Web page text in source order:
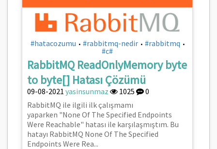
#hatacozumu • #rabbitmq-nedir • #rabbitmq •
#c#
RabbitMQ ReadOnlyMemory byte
to byte[] Hatası Çözümü
09-08-2021 yasinsunmaz 1025
0
RabbitMQ ile ilgili ilk çalışmamı
yaparken "None Of The Specified Endpoints
Were Reachable" hatası ile karşılaşmıştım. Bu
hatayı RabbitMQ None Of The Specified
Endpoints Were Rea...